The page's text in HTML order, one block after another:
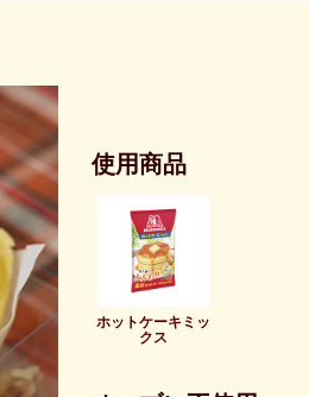
使用商品
ホットケーキミッ
クス